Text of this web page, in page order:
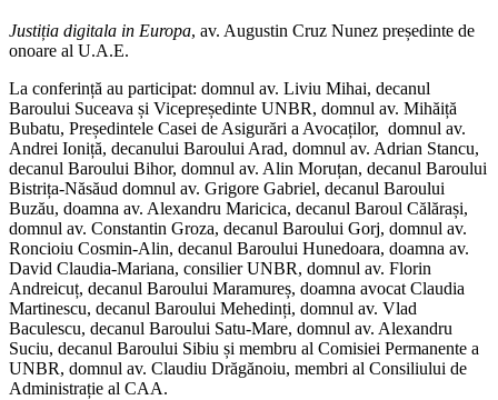
Justiția digitala in Europa, av. Augustin Cruz Nunez președinte de
onoare al U.A.E.
La conferință au participat: domnul av. Liviu Mihai, decanul
Baroului Suceava și Vicepreședinte UNBR, domnul av. Mihăiță
Bubatu, Președintele Casei de Asigurări a Avocaților, domnul av.
Andrei Ioniță, decanului Baroului Arad, domnul av. Adrian Stancu,
decanul Baroului Bihor, domnul av. Alin Moruțan, decanul Baroului
Bistrița-Năsăud domnul av. Grigore Gabriel, decanul Baroului
Buzău, doamna av. Alexandru Maricica, decanul Baroul Călărași,
domnul av. Constantin Groza, decanul Baroului Gorj, domnul av.
Roncioiu Cosmin-Alin, decanul Baroului Hunedoara, doamna av.
David Claudia-Mariana, consilier UNBR, domnul av. Florin
Andreicuț, decanul Baroului Maramureș, doamna avocat Claudia
Martinescu, decanul Baroului Mehedinți, domnul av. Vlad
Baculescu, decanul Baroului Satu-Mare, domnul av. Alexandru
Suciu, decanul Baroului Sibiu și membru al Comisiei Permanente a
UNBR, domnul av. Claudiu Drăgănoiu, membri al Consiliului de
Administrație al CAA.